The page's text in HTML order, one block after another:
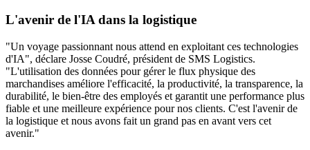
L'avenir de l'IA dans la logistique
"Un voyage passionnant nous attend en exploitant ces technologies
d'IA", déclare Josse Coudré, président de SMS Logistics.
"L'utilisation des données pour gérer le flux physique des
marchandises améliore l'efficacité, la productivité, la transparence, la
durabilité, le bien-être des employés et garantit une performance plus
fiable et une meilleure expérience pour nos clients. C'est l'avenir de
la logistique et nous avons fait un grand pas en avant vers cet
avenir."